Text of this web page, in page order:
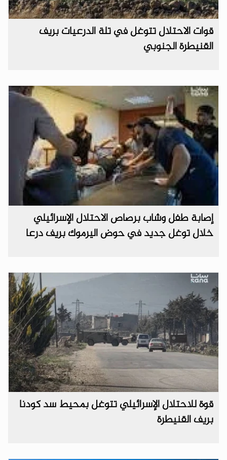
قوات الاحتلال تتوغل في تلة الدرعيات بريف
القنيطرة الجنوبي
إصابة طفل وشاب برصاص الاحتلال الإسرائيلي
خلال توغل جديد في حوض اليرموك بريف درعا
قوة للاحتلال الإسرائيلي تتوغل بمحيط سد كودنا
بريف القنيطرة